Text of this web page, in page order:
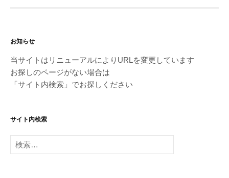
お知らせ
当サイトはリニューアルによりURLを変更しています
お探しのページがない場合は
「サイト内検索」でお探しください
サイト内検索
検
索: